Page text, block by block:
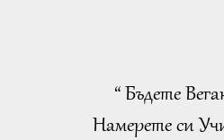
“ Бъдете
Намерете си